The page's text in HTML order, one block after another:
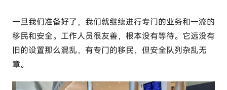
一旦我们准备好了，我们就继续进行专门的业务和一流的
移民和安全。工作人员很友善，根本没有等待。它远没有
旧的设置那么混乱，有专门的移民，但安全队列杂乱无
章。